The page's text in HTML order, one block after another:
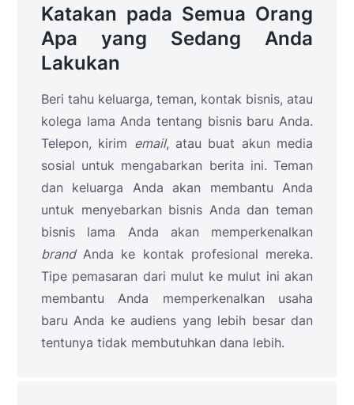
Katakan pada Semua Orang
Apa yang Sedang Anda
Lakukan
Beri tahu keluarga, teman, kontak bisnis, atau
kolega lama Anda tentang bisnis baru Anda.
Telepon, kirim email, atau buat akun media
sosial untuk mengabarkan berita ini. Teman
dan keluarga Anda akan membantu Anda
untuk menyebarkan bisnis Anda dan teman
bisnis lama Anda akan memperkenalkan
brandAnda ke kontak profesional mereka.
Tipe pemasaran dari mulut ke mulut ini akan
membantu Anda memperkenalkan usaha
baru Anda ke audiens yang lebih besar dan
tentunya tidak membutuhkan dana lebih.